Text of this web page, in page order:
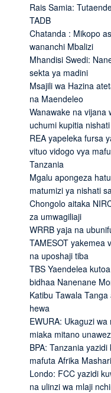
Rais Samia:
TADB
Chatanda : Mikopo
wananchi Mbalizi
Mhandisi Swedi:
sekta ya madini
Msajili wa Hazina
na Maendeleo
Wanawake na vijana
uchumi kupitia
REA yapeleka fursa
vituo vidogo vya
Tanzania
Mgalu apongeza
matumizi ya nishati
Chongolo aitaka
za umwagiliaji
WRRB yaja na
TAMESOT yakemea
na uposhaji tiba
TBS Yaendelea
bidhaa Nanenane
Katibu Tawala
hewa
EWURA: Ukaguzi
miaka mitano
BPA: Tanzania
mafuta Afrika
Londo: FCC yazidi
na ulinzi wa mlaji